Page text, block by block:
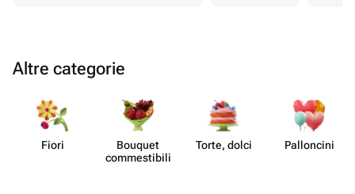
Altre categorie
Fiori
Bouquet
commes​tibili
Torte, dolci Pall​oncini